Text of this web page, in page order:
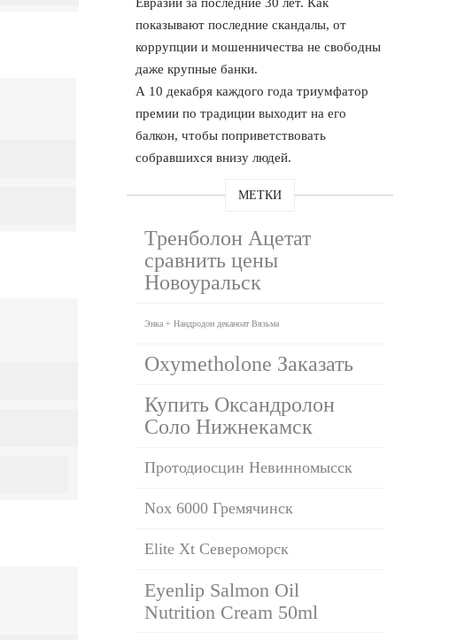
показывают последние скандалы, от
коррупции и мошенничества не свободны
даже крупные банки.
А 10 декабря каждого года триумфатор
премии по традиции выходит на его
балкон, чтобы поприветствовать
собравшихся внизу людей.
МЕТКИ
Тренболон Ацетат
сравнить цены
Новоуральск
Энка + Нандродон деканоат Вязьма
Oxymetholone Заказать
Купить Оксандролон
Соло Нижнекамск
Протодиосцин Невинномысск
Nox 6000 Гремячинск
Elite Xt Североморск
Eyenlip Salmon Oil
Nutrition Cream 50ml